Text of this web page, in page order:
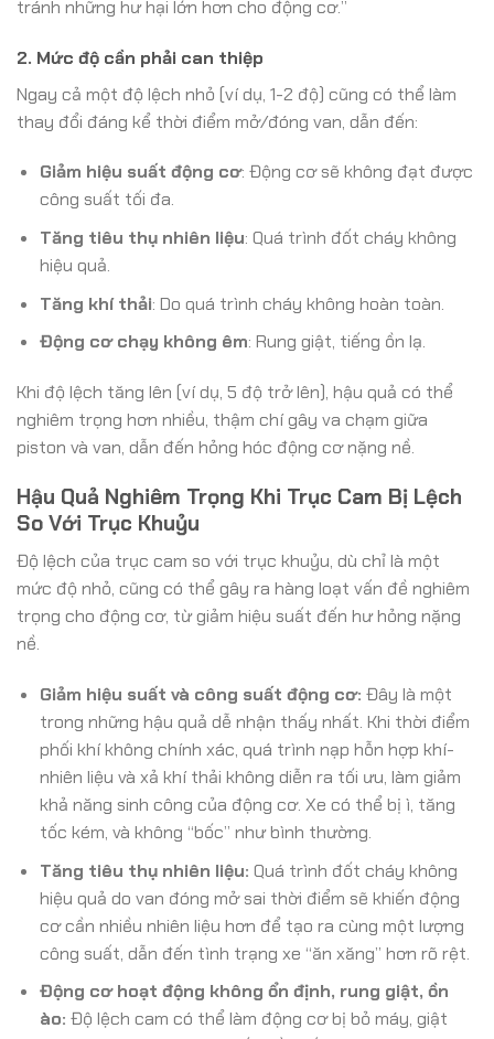
tránh những hư hại lớn hơn cho động cơ.”
2. Mức độ cần phải can thiệp
Ngay cả một độ lệch nhỏ (ví dụ, 1-2 độ) cũng có thể làm
thay đổi đáng kể thời điểm mở/đóng van, dẫn đến:
Giảm hiệu suất động cơ: Động cơ sẽ không đạt được
công suất tối đa.
Tăng tiêu thụ nhiên liệu: Quá trình đốt cháy không
hiệu quả.
Tăng khí thải: Do quá trình cháy không hoàn toàn.
Động cơ chạy không êm: Rung giật, tiếng ồn lạ.
Khi độ lệch tăng lên (ví dụ, 5 độ trở lên), hậu quả có thể
nghiêm trọng hơn nhiều, thậm chí gây va chạm giữa
piston và van, dẫn đến hỏng hóc động cơ nặng nề.
Hậu Quả Nghiêm Trọng Khi Trục Cam Bị Lệch
So Với Trục Khuỷu
Độ lệch của trục cam so với trục khuỷu, dù chỉ là một
mức độ nhỏ, cũng có thể gây ra hàng loạt vấn đề nghiêm
trọng cho động cơ, từ giảm hiệu suất đến hư hỏng nặng
nề.
Giảm hiệu suất và công suất động cơ: Đây là một
trong những hậu quả dễ nhận thấy nhất. Khi thời điểm
phối khí không chính xác, quá trình nạp hỗn hợp khí-
nhiên liệu và xả khí thải không diễn ra tối ưu, làm giảm
khả năng sinh công của động cơ. Xe có thể bị ì, tăng
tốc kém, và không “bốc” như bình thường.
Tăng tiêu thụ nhiên liệu: Quá trình đốt cháy không
hiệu quả do van đóng mở sai thời điểm sẽ khiến động
cơ cần nhiều nhiên liệu hơn để tạo ra cùng một lượng
công suất, dẫn đến tình trạng xe “ăn xăng” hơn rõ rệt.
Động cơ hoạt động không ổn định, rung giật, ồn
ào: Độ lệch cam có thể làm động cơ bị bỏ máy, giật